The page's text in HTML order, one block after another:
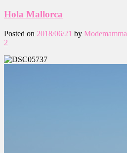
Hola Mallorca
Posted on 2018/06/21 by Modemamma
2